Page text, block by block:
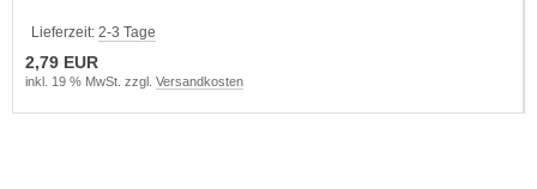
Lieferzeit: 2-3 Tage
2,79 EUR
inkl. 19 % MwSt. zzgl. Versandkosten